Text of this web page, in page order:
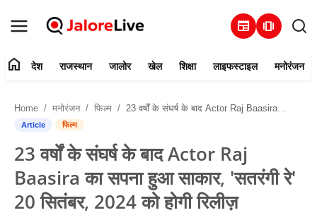
newspaper amp_stories
संपर्क करें
देश
राजस्थान
home देश राजस्थान जालोर खेल शिक्षा लाइफस्टाइल मनोरंजन
Home मनोरंजन फिल्म 23 वर्षों के संघर्ष के बाद Actor Raj Baasira का सपना हुआ साकार, 'सतरंगी रे' 20 सितंबर, 2024 को होगी रिलीज़
Article फिल्म
23 वर्षों के संघर्ष के बाद Actor Raj
Baasira का सपना हुआ साकार, 'सतरंगी रे'
20 सितंबर, 2024 को होगी रिलीज़